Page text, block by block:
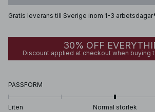
Gratis leverans till Sverige inom 1-3
30% OFF
Discount applied at checkout when buying
PASSFORM
Liten Normal storlek